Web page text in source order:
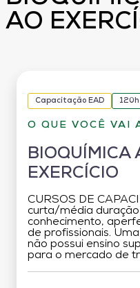
AO
Capacitação EAD 120h
O QUE VOCÊ VAI
BIOQUÍMICA
EXERCÍCIO
CURSOS DE
curta/média
conhecimento,
de profissionais.
não possui ensino
para o mercado de